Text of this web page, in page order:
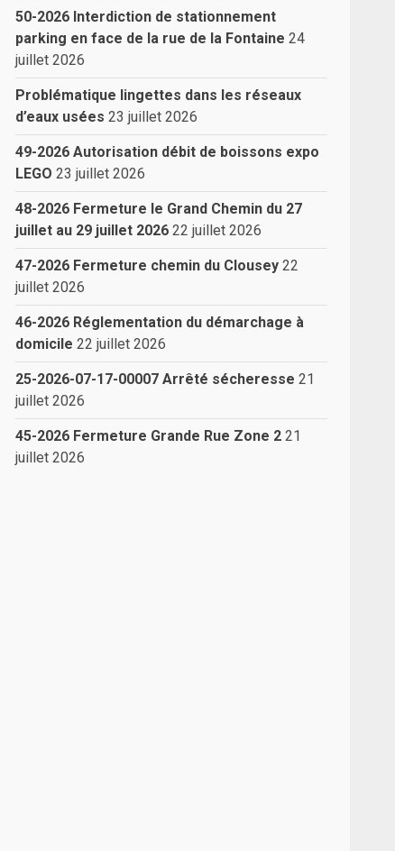
50-2026 Interdiction de stationnement
parking en face de la rue de la Fontaine 24
juillet 2026
Problématique lingettes dans les réseaux
d’eaux usées 23 juillet 2026
49-2026 Autorisation débit de boissons expo
LEGO 23 juillet 2026
48-2026 Fermeture le Grand Chemin du 27
juillet au 29 juillet 2026 22 juillet 2026
47-2026 Fermeture chemin du Clousey 22
juillet 2026
46-2026 Réglementation du démarchage à
domicile 22 juillet 2026
25-2026-07-17-00007 Arrêté sécheresse 21
juillet 2026
45-2026 Fermeture Grande Rue Zone 2 21
juillet 2026